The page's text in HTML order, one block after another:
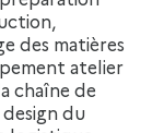
des matières
atelier
chaîne de
du